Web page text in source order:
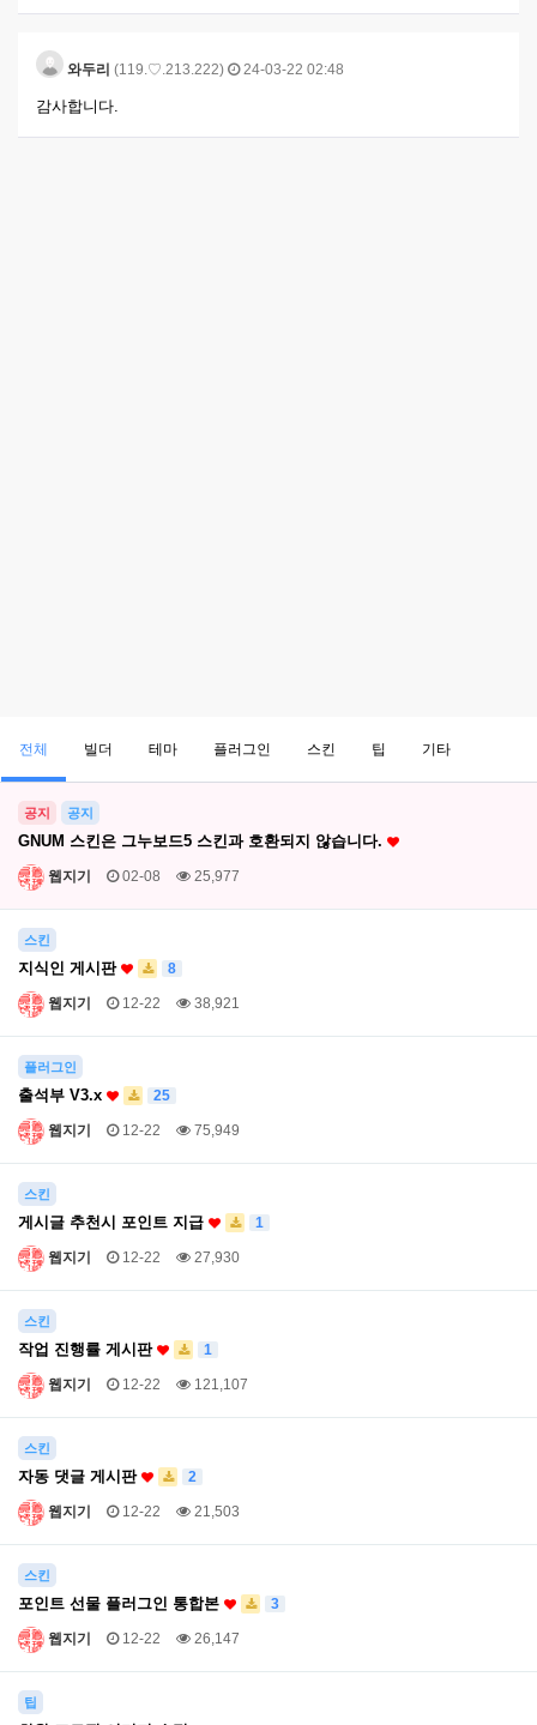
와두리 (119.♡.213.222) 24-03-22 02:48
감사합니다.
전체 빌더 테마 플러그인 스킨 팁 기타
공지 공지
GNUM 스킨은 그누보드5 스킨과 호환되지 않습니다.
웹지기 02-08 25,977
스킨
지식인 게시판 8
웹지기 12-22 38,921
플러그인
출석부 V3.x 25
웹지기 12-22 75,949
스킨
게시글 추천시 포인트 지급 1
웹지기 12-22 27,930
스킨
작업 진행률 게시판 1
웹지기 12-22 121,107
스킨
자동 댓글 게시판 2
웹지기 12-22 21,503
스킨
포인트 선물 플러그인 통합본 3
웹지기 12-22 26,147
팁